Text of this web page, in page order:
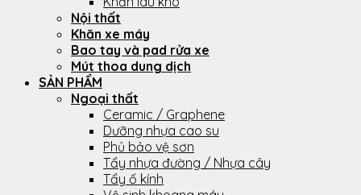
Nội thất
Khăn xe máy
Bao tay và pad rửa xe
Mút thoa dung dịch
SẢN PHẨM
Ngoại thất
Ceramic / Graphene
Dưỡng nhựa cao su
Phủ bảo vệ sơn
Tẩy nhựa đường / Nhựa cây
Tẩy ố kính